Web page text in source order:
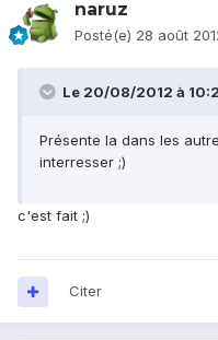
naruz
Posté(e) 28 août
Le 20/08/2012 à
Présente la dans les
interresser ;)
c'est fait ;)
Citer